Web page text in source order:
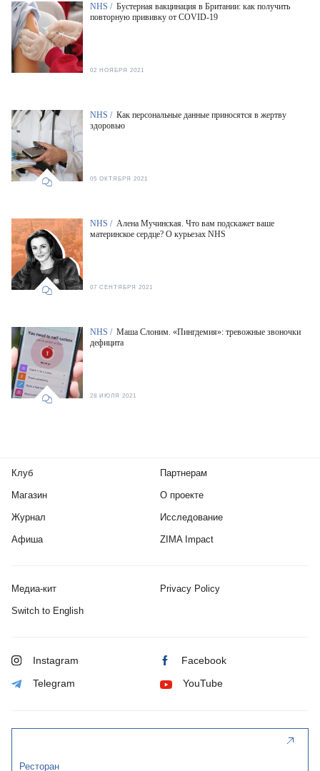
NHS / Бустерная вакцинация в Британии: как получить
повторную прививку от COVID-19
02 НОЯБРЯ 2021
NHS / Как персональные данные приносятся в жертву
здоровью
05 ОКТЯБРЯ 2021
NHS / Алена Мучинская. Что вам подскажет ваше
материнское сердце? О курьезах NHS
07 СЕНТЯБРЯ 2021
NHS / Маша Слоним. «Пингдемия»: тревожные звоночки
дефицита
28 ИЮЛЯ 2021
Клуб
Магазин
Журнал
Афиша
Партнерам
О проекте
Исследование
ZIMA Impact
Медиа-кит Privacy Policy
Switch to English
Instagram Facebook
Telegram YouTube
Ресторан